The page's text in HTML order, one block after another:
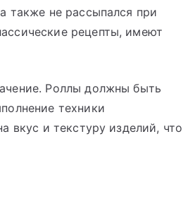
также не рассыпался при
рецепты, имеют
Роллы должны быть
техники
вкус и текстуру изделий, что